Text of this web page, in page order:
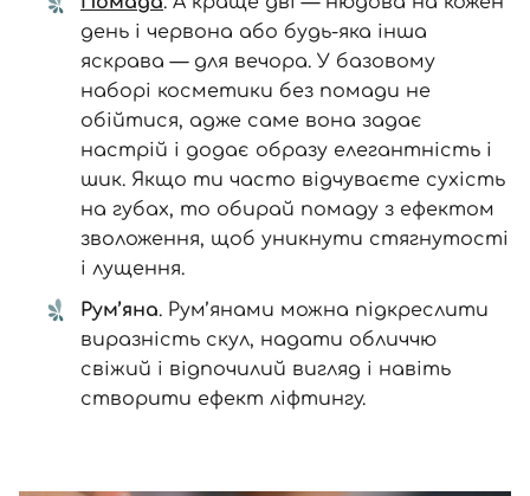
день і червона або будь-яка інша
яскрава — для вечора. У базовому
наборі косметики без помади не
обійтися, адже саме вона задає
настрій і додає образу елегантність і
шик. Якщо ти часто відчуваєте сухість
на губах, то обирай помаду з ефектом
зволоження, щоб уникнути стягнутості
і лущення.
Рум’яна. Рум’янами можна підкреслити
виразність скул, надати обличчю
свіжий і відпочилий вигляд і навіть
створити ефект ліфтингу.